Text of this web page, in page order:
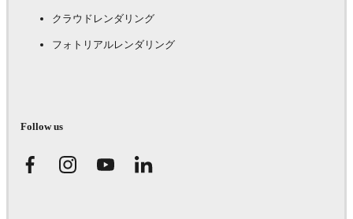
クラウドレンダリング
フォトリアルレンダリング
Follow us